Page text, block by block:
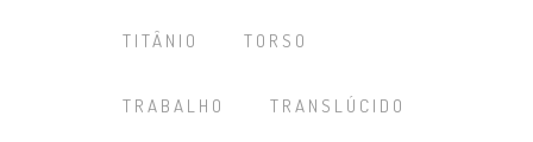
TITÂNIO TORSO
TRABALHO TRANSLÚCIDO